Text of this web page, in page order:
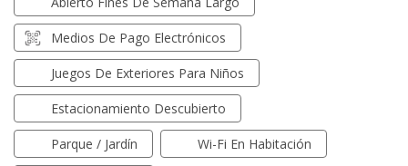
Medios De Pago Electrónicos
Juegos De Exteriores Para Niños
Estacionamiento Descubierto
Parque / Jardín Wi-Fi En Habitación